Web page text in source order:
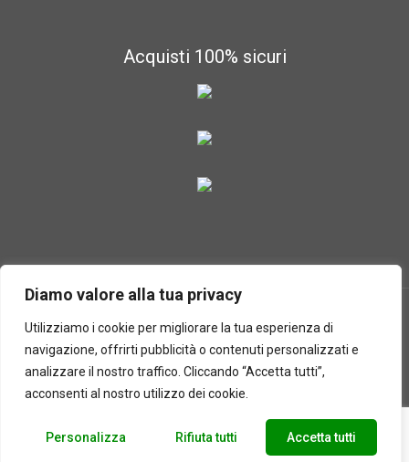
Diamo valore alla tua privacy
Utilizziamo i cookie per migliorare la tua esperienza di
navigazione, offrirti pubblicità o contenuti personalizzati e
analizzare il nostro traffico. Cliccando “Accetta tutti”,
acconsenti al nostro utilizzo dei cookie.
Personalizza Rifiuta tutti Accetta tutti
Acquisti 100% sicuri
2025 © Laboratorio d'erbe Sauro - P.IVA 05049760233. Tutti i
diritti riservati | Designed by